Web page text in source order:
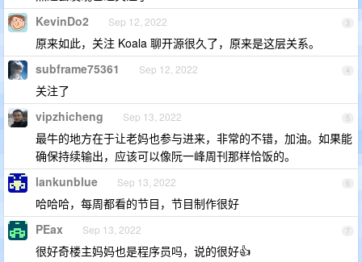
3
KevinDo2 Sep 12, 2022
原来如此，关注 Koala 聊开源很久了，原来是这层关系。
4
subframe75361 Sep 12, 2022
关注了
5
vipzhicheng Sep 13, 2022
最牛的地方在于让老妈也参与进来，非常的不错，加油。如果能
确保持续输出，应该可以像阮一峰周刊那样恰饭的。
6
lankunblue Sep 13, 2022
哈哈哈，每周都看的节目，节目制作很好
7
PEax Sep 13, 2022
很好奇楼主妈妈也是程序员吗，说的很好👍